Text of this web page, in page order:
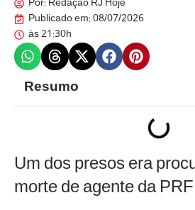
Por: Redação RJ Hoje
Publicado em:08/07/2026
às21:30h
Resumo
Um dos presos era
morte de agente da